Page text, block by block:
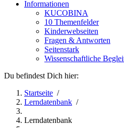
Informationen
KUCOBINA
10 Themenfelder
Kinderwebseiten
Fragen & Antworten
Seitenstark
Wissenschaftliche
Du befindest Dich hier:
Startseite /
Lerndatenbank /
Lerndatenbank